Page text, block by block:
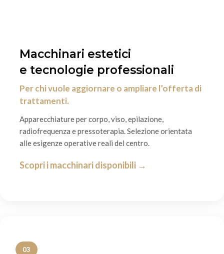
Macchinari estetici
e tecnologie professionali
Per chi vuole aggiornare o ampliare l’offerta di
trattamenti.
Apparecchiature per corpo, viso, epilazione,
radiofrequenza e pressoterapia. Selezione orientata
alle esigenze operative reali del centro.
Scopri i macchinari disponibili →
03